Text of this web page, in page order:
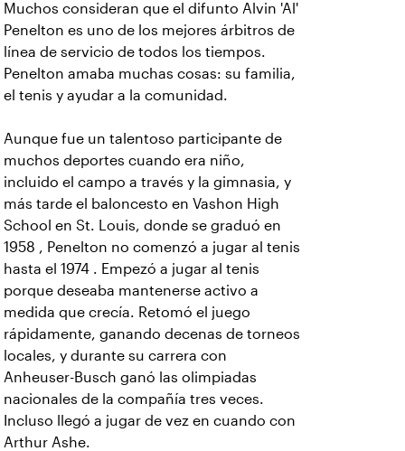
Muchos consideran que el difunto Alvin 'Al'
Penelton es uno de los mejores árbitros de
línea de servicio de todos los tiempos.
Penelton amaba muchas cosas: su familia,
el tenis y ayudar a la comunidad.
Aunque fue un talentoso participante de
muchos deportes cuando era niño,
incluido el campo a través y la gimnasia, y
más tarde el baloncesto en Vashon High
School en St. Louis, donde se graduó en
1958 , Penelton no comenzó a jugar al tenis
hasta el 1974 . Empezó a jugar al tenis
porque deseaba mantenerse activo a
medida que crecía. Retomó el juego
rápidamente, ganando decenas de torneos
locales, y durante su carrera con
Anheuser-Busch ganó las olimpiadas
nacionales de la compañía tres veces.
Incluso llegó a jugar de vez en cuando con
Arthur Ashe.